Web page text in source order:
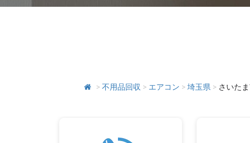
> 不用品回収 > エアコン > 埼玉県 > さいた